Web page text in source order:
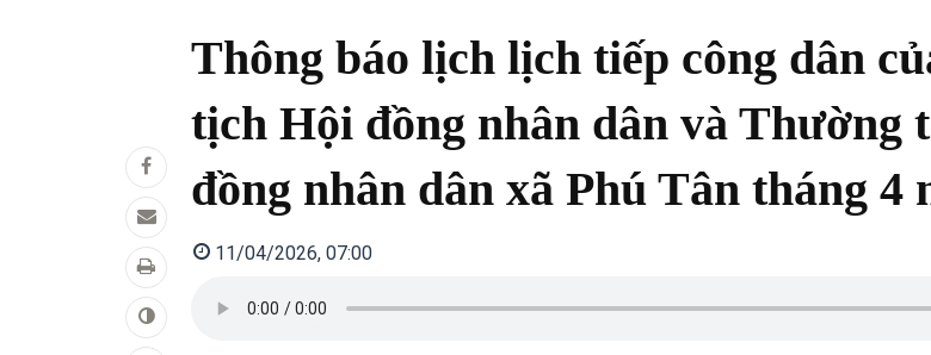
Thông báo lịch lịch tiếp công dân
tịch Hội đồng nhân dân và Thường
đồng nhân dân xã Phú Tân tháng 4
11/04/2026, 07:00